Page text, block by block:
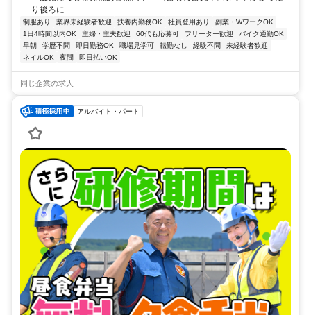
り後ろに...
制服あり 業界未経験者歓迎 扶養内勤務OK 社員登用あり
副業・WワークOK
1日4時間以内OK
主婦・主夫歓迎 60代も応募可 フリーター歓迎
バイク通勤OK
早朝
学歴不問 即日勤務OK 職場見学可 転勤なし 経験不問
未経験者歓迎
ネイルOK
夜間 即日払いOK
同じ企業の求人
アルバイト・パート